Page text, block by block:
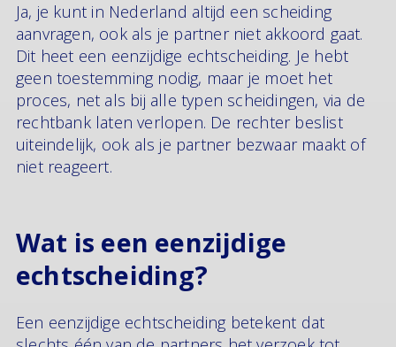
Ja, je kunt in Nederland altijd een scheiding
aanvragen, ook als je partner niet akkoord gaat.
Dit heet een eenzijdige echtscheiding. Je hebt
geen toestemming nodig, maar je moet het
proces, net als bij alle typen scheidingen, via de
rechtbank laten verlopen. De rechter beslist
uiteindelijk, ook als je partner bezwaar maakt of
niet reageert.
Wat is een eenzijdige
echtscheiding?
Een eenzijdige echtscheiding betekent dat